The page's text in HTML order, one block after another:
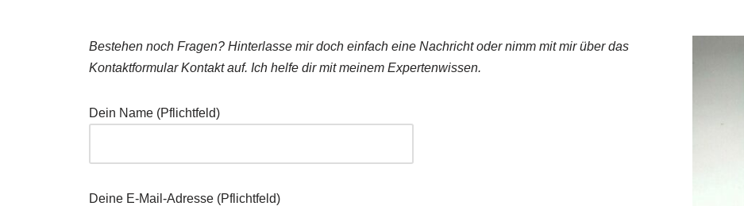
Bestehen noch Fragen? Hinterlasse mir doch einfach eine Nachricht oder nimm mit mir über das
Kontaktformular Kontakt auf. Ich helfe dir mit meinem Expertenwissen.
Dein Name (Pflichtfeld)
Deine E-Mail-Adresse (Pflichtfeld)